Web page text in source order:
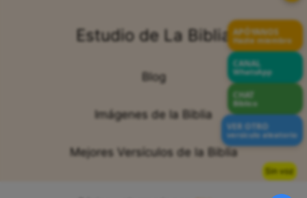
Sin voz
Estudio de La Biblia
Blog
Imágenes de la Biblia
Mejores Versículos de la Biblia
APÓYANOS
Hazte miembro
CANAL
WhatsApp
CHAT
Bíblico
VER OTRO
versículo aleatorio